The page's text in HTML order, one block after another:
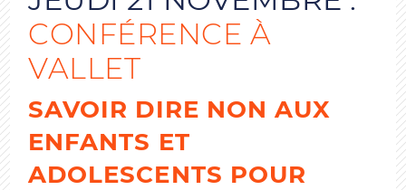
CONFÉRENCE À
VALLET
SAVOIR DIRE NON AUX
ENFANTS ET
ADOLESCENTS POUR